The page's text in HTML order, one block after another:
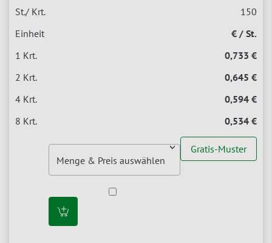
150
€ / St.
0,733 €
0,645 €
0,594 €
0,534 €
Gratis-Muster